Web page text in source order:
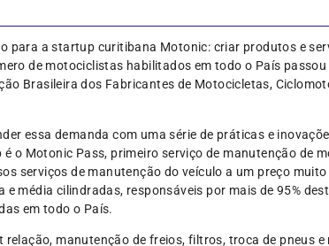
para a startup curitibana Motonic: criar produtos e
de motociclistas habilitados em todo o País passou
Brasileira dos Fabricantes de Motocicletas,
essa demanda com uma série de práticas e
o Motonic Pass, primeiro serviço de manutenção de
serviços de manutenção do veículo a um preço
média cilindradas, responsáveis por mais de 95%
em todo o País.
manutenção de freios, filtros, troca de pneus e